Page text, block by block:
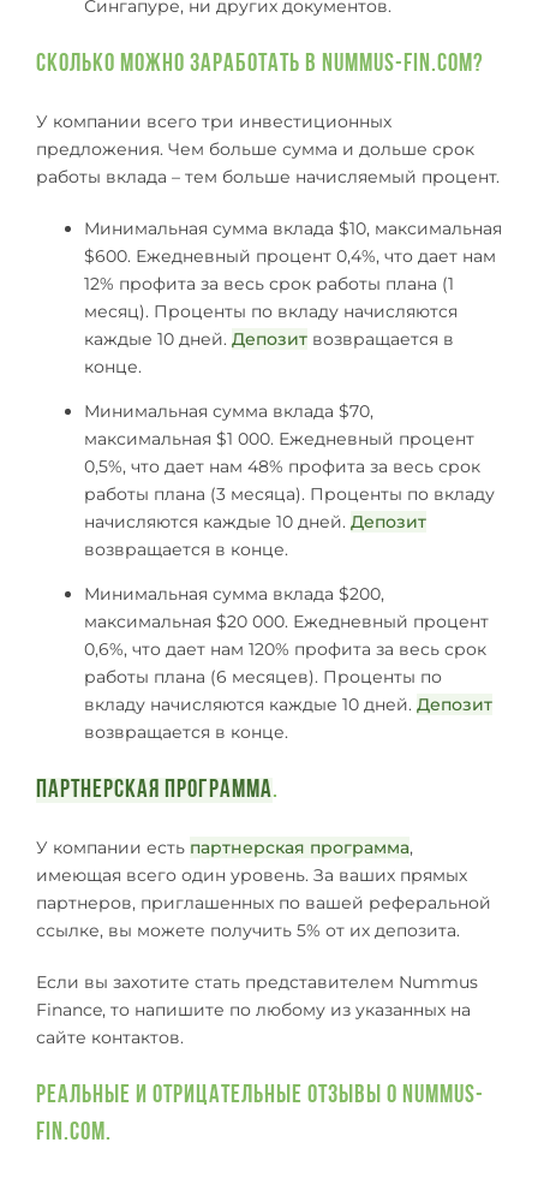
Сингапуре, ни других документов.
Сколько можно заработать в Nummus-fin.com?
У компании всего три инвестиционных
предложения. Чем больше сумма и дольше срок
работы вклада – тем больше начисляемый процент.
Минимальная сумма вклада $10, максимальная
$600. Ежедневный процент 0,4%, что дает нам
12% профита за весь срок работы плана (1
месяц). Проценты по вкладу начисляются
каждые 10 дней. Депозит возвращается в
конце.
Минимальная сумма вклада $70,
максимальная $1 000. Ежедневный процент
0,5%, что дает нам 48% профита за весь срок
работы плана (3 месяца). Проценты по вкладу
начисляются каждые 10 дней. Депозит
возвращается в конце.
Минимальная сумма вклада $200,
максимальная $20 000. Ежедневный процент
0,6%, что дает нам 120% профита за весь срок
работы плана (6 месяцев). Проценты по
вкладу начисляются каждые 10 дней. Депозит
возвращается в конце.
Партнерская программа.
У компании есть партнерская программа,
имеющая всего один уровень. За ваших прямых
партнеров, приглашенных по вашей реферальной
ссылке, вы можете получить 5% от их депозита.
Если вы захотите стать представителем Nummus
Finance, то напишите по любому из указанных на
сайте контактов.
Реальные и отрицательные отзывы о Nummus-
fin.com.